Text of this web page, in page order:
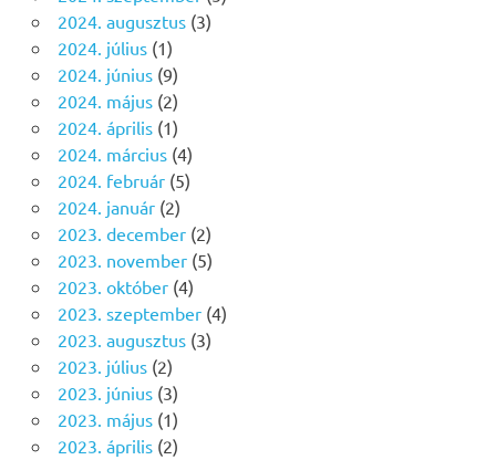
2024. augusztus(3)
2024. július(1)
2024. június(9)
2024. május(2)
2024. április(1)
2024. március(4)
2024. február(5)
2024. január(2)
2023. december(2)
2023. november(5)
2023. október(4)
2023. szeptember(4)
2023. augusztus(3)
2023. július(2)
2023. június(3)
2023. május(1)
2023. április(2)